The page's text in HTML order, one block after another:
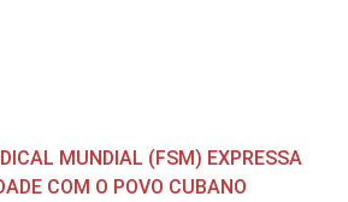
MUNDIAL (FSM) EXPRESSA
COM O POVO CUBANO